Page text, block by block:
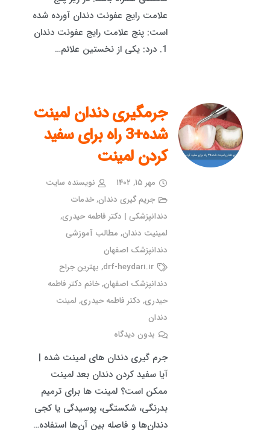
علامت رایج عفونت دندان آورده شده
است: پنج علامت رایج عفونت دندان
1. درد: یکی از نخستین علائم…
جرمگیری دندان لمینت
شده+3 راه برای سفید
کردن لمینت
مهر ۱۵, ۱۴۰۲
نویسنده سایت
جریم گیری دندان,خدمات
دندانپزشکی | دکتر فاطمه حیدری,
لمینیت دندان, مطالب آموزشی
دندانپزشک اصفهان
drf-heydari.ir
, بهترین جراح
دندانپزشک اصفهان,خانم دکتر فاطمه
حیدری, دکتر فاطمه حیدری, لمینت
دندان
بدون دیدگاه
جرم گیری دندان های لمینت شده |
آیا سفید کردن دندان بعد لمینت
ممکن است؟ لمینت ها برای ترمیم
بدرنگی، شکستگی، پوسیدگی یا کجی
دندان‌ها و فاصله بین آن‌ها استفاده…